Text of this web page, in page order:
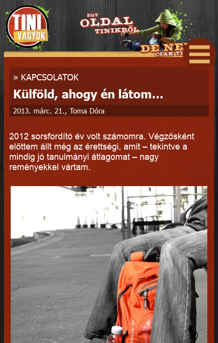
» KAPCSOLATOK
Külföld, ahogy én látom…
2013. márc. 21., Toma Dóra
2012 sorsfordító év volt számomra. Végzősként
előttem állt még az érettségi, amit – tekintve a
mindig jó tanulmányi átlagomat – nagy
reményekkel vártam.